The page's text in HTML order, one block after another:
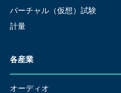
バーチャル（仮想）試験
計量
各産業
オーディオ